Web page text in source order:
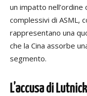
un impatto nell’ordine
complessivi di ASML,
rappresentano una
che la Cina assorbe
segmento.
L’accusa di